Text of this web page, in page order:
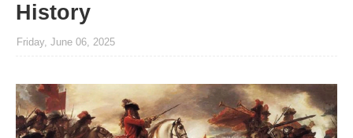
History
Friday, June 06, 2025